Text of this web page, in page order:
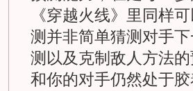
《穿越火线》里同样
测并非简单猜测对手
测以及克制敌人方法
和你的对手仍然处于